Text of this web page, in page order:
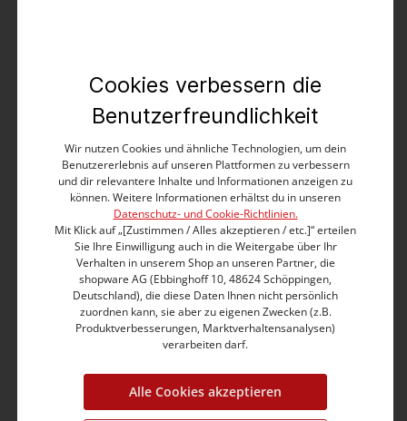
TIMEZONE GmbH
32052 Herford (DE)
Kundenservice
info@timezone.de
Kontaktformular
Unternehmen
Cookies verbessern die
Benutzerfreundlichkeit
Wir nutzen Cookies und ähnliche Technologien, um dein
Benutzererlebnis auf unseren Plattformen zu verbessern
und dir relevantere Inhalte und Informationen anzeigen zu
können. Weitere Informationen erhältst du in unseren
Datenschutz- und Cookie-Richtlinien.
Mit Klick auf „[Zustimmen / Alles akzeptieren / etc.]“ erteilen
Sie Ihre Einwilligung auch in die Weitergabe über Ihr
Verhalten in unserem Shop an unseren Partner, die
shopware AG (Ebbinghoff 10, 48624 Schöppingen,
Deutschland), die diese Daten Ihnen nicht persönlich
zuordnen kann, sie aber zu eigenen Zwecken (z.B.
Produktverbesserungen, Marktverhaltensanalysen)
verarbeiten darf.
Alle Cookies akzeptieren